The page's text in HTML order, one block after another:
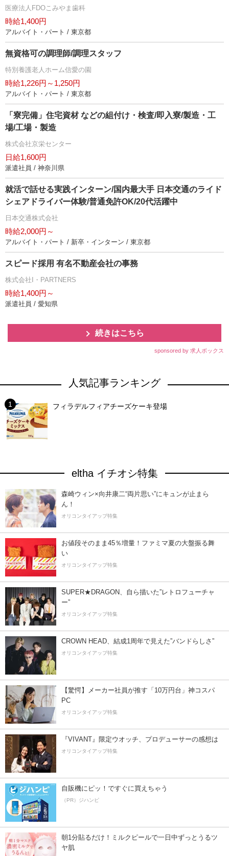
医療法人FDOこみやま歯科
時給1,400円
アルバイト・パート / 東京都
無資格可の調理師/調理スタッフ
特別養護老人ホーム信愛の園
時給1,226円～1,250円
アルバイト・パート / 東京都
「寮完備」住宅資材 などの組付け・検査/即入寮/製造・工
場/工場・製造
株式会社京栄センター
日給1,600円
派遣社員 / 神奈川県
就活で話せる実践インターン/国内最大手 日本交通のライド
シェアドライバー体験/普通免許OK/20代活躍中
日本交通株式会社
時給2,000円～
アルバイト・パート / 新卒・インターン / 東京都
スピード採用 有名不動産会社の事務
株式会社I・PARTNERS
時給1,400円～
派遣社員 / 愛知県
続きはこちら
sponsored by 求人ボックス
人気記事ランキング
フィラデルフィアチーズケーキ登場
eltha イチオシ特集
森崎ウィン×向井康二“両片思い”にキュンが止まら
ん！
オリコンタイアップ特集
お値段そのまま45％増量！ファミマ夏の大盤振る舞
い
オリコンタイアップ特集
SUPER★DRAGON、自ら描いた”レトロフューチャ
ー”
オリコンタイアップ特集
CROWN HEAD、結成1周年で見えた”バンドらしさ”
オリコンタイアップ特集
【驚愕】メーカー社員が推す「10万円台」神コスパ
PC
オリコンタイアップ特集
『VIVANT』限定ウオッチ、プロデューサーの感想は
オリコンタイアップ特集
自販機にピッ！ですぐに買えちゃう
（PR）ジハンピ
朝1分貼るだけ！ミルクピールで一日中ずっとうるツ
ヤ肌